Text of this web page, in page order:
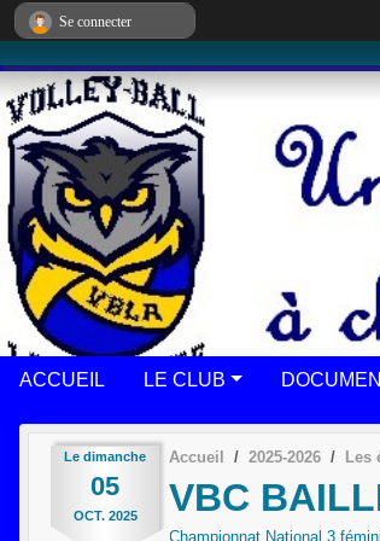
ACCUEIL LE CLUB
Le dimanche
05
OCT. 2025
Accueil 2025-2026 Les
VBC
Championnat National 3
Se connecter
Panneau de gestion des cookies